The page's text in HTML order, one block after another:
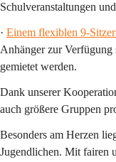
Schulveranstaltungen
· Einem flexiblen 9-
Anhänger zur Verfügung
gemietet werden.
Dank unserer
auch größere Gruppen
Besonders am Herzen
Jugendlichen. Mit fairen